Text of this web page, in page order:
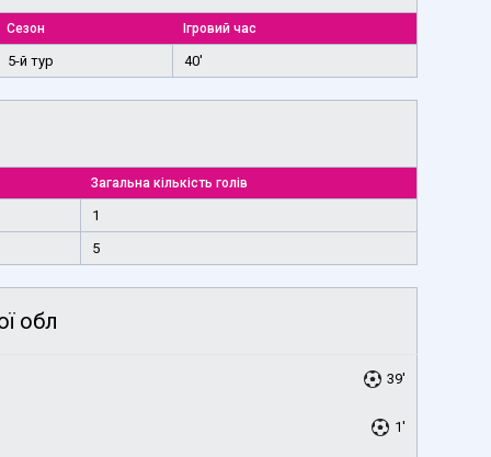
Сезон Ігровий час
5-й тур 40'
Загальна кількість голів
1
5
обл
39'
1'